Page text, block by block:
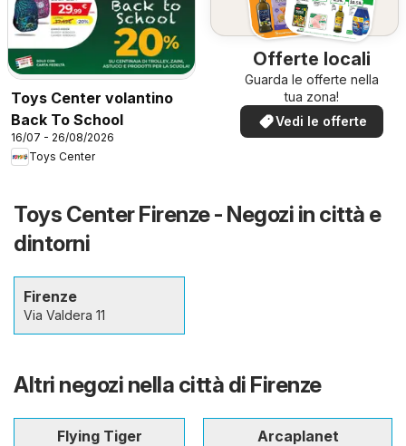
Toys Center volantino
Back To School
16/07 - 26/08/2026
Toys Center
Offerte locali
Guarda le offerte nella
tua zona!
Vedi le offerte
Toys Center Firenze - Negozi in città e
dintorni
Firenze
Via Valdera 11
Altri negozi nella città di Firenze
Flying Tiger
Arcaplanet